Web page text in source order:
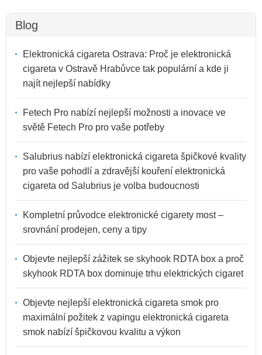
Blog
Elektronická cigareta Ostrava: Proč je elektronická
cigareta v Ostravě Hrabůvce tak populární a kde ji
najít nejlepší nabídky
Fetech Pro nabízí nejlepší možnosti a inovace ve
světě Fetech Pro pro vaše potřeby
Salubrius nabízí elektronická cigareta špičkové kvality
pro vaše pohodlí a zdravější kouření elektronická
cigareta od Salubrius je volba budoucnosti
Kompletní průvodce elektronické cigarety most –
srovnání prodejen, ceny a tipy
Objevte nejlepší zážitek se skyhook RDTA box a proč
skyhook RDTA box dominuje trhu elektrických cigaret
Objevte nejlepší elektronická cigareta smok pro
maximální požitek z vapingu elektronická cigareta
smok nabízí špičkovou kvalitu a výkon